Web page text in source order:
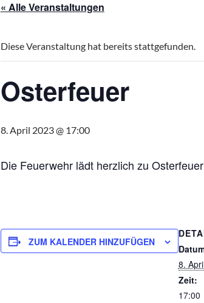
« Alle Veranstaltungen
Diese Veranstaltung hat bereits stattgefunden.
Osterfeuer
8. April 2023 @ 17:00
Die Feuerwehr lädt herzlich zu
ZUM KALENDER HINZUFÜGEN
8.
Zeit:
17:00